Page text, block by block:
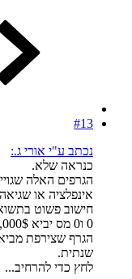
#13
נכתב ע"י אורי ג.:
כנראה שלא.
הגרפים האלה
אינפלציה או
0 ו0 מס יביא 1,000$ אותנו לכ15,000$
שנתית.
לחץ כדי להרחיב...